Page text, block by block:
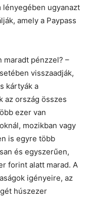
lényegében ugyanazt
amely a Paypass
maradt pénzzel? –
visszaadják,
kártyák a
az ország összes
ezer van
mozikban vagy
is egyre több
és egyszerűen,
forint alatt marad. A
igényeire, az
húszezer